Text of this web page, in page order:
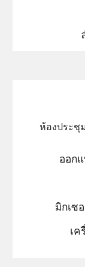
ห้องประชุ
ออก
มิกเซ
เค